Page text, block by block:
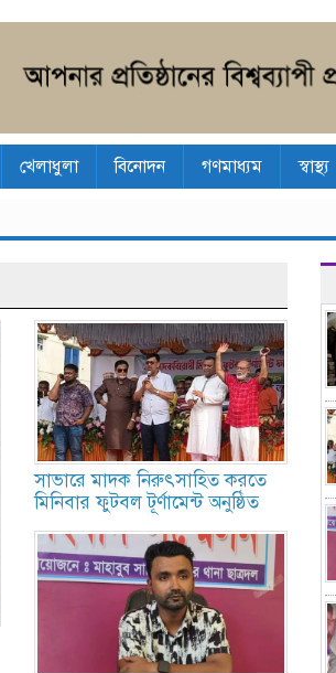
খেলাধুলা বিনোদন গণমাধ্যম স্বাস্থ্য
সাভারে মাদক নিরুৎসাহিত করতে
মিনিবার ফুটবল টূর্ণামেন্ট অনুষ্ঠিত